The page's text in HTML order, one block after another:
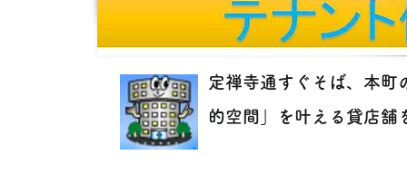
定禅寺通すぐそば、本町
的空間」を叶える貸店舗